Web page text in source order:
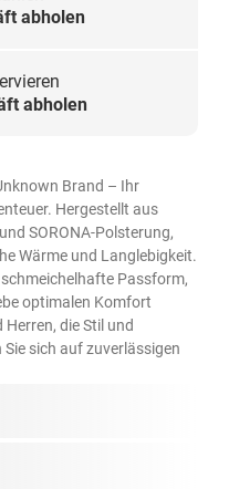
abholen
abholen
Brand – Ihr
Hergestellt aus
SORONA-Polsterung,
Wärme und Langlebigkeit.
Passform,
optimalen Komfort
die Stil und
sich auf zuverlässigen